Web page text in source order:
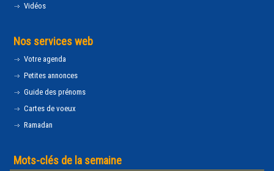
Vidéos
Nos services web
Votre agenda
Petites annonces
Guide des prénoms
Cartes de voeux
Ramadan
Mots-clés de la semaine